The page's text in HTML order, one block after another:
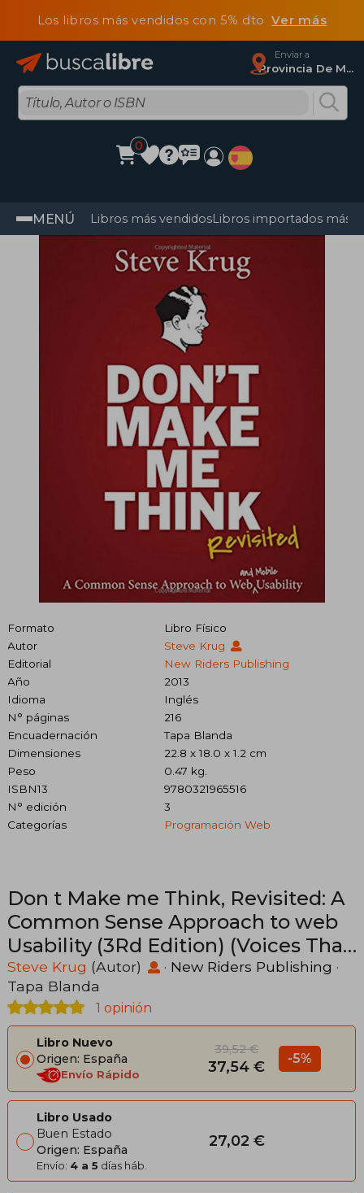
Los libros más vendidos con 5% dtoVer más
Enviar a
Provincia De Madrid
0
MENÚ Libros más vendidosLibros importados más
Formato
Libro Físico
Autor
Steve Krug
Editorial
New Riders Publishing
Año
2013
Idioma
Inglés
N° páginas
216
Encuadernación
Tapa Blanda
Dimensiones
22.8 x 18.0 x 1.2 cm
Peso
0.47 kg.
ISBN13
9780321965516
N° edición
3
Categorías
Programación Web
Don t Make me Think, Revisited: A
Common Sense Approach to web
Usability (3Rd Edition) (Voices That
Matter) (en Inglés)
Steve Krug (Autor) · New Riders Publishing ·
Tapa Blanda
1 opinión
Libro Nuevo
Origen: España
Envío Rápido
39,52 €
37,54 € -5%
Libro Usado
Buen Estado
Origen: España
Envío: 4 a 5 días háb.
27,02 €